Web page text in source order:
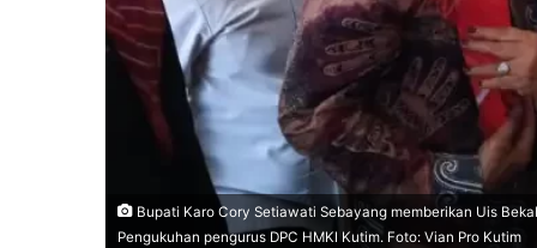
Bupati Karo Cory Setiawati Sebayang memberikan Uis
Pengukuhan pengurus DPC HMKI Kutim. Foto: Vian Pro Kutim